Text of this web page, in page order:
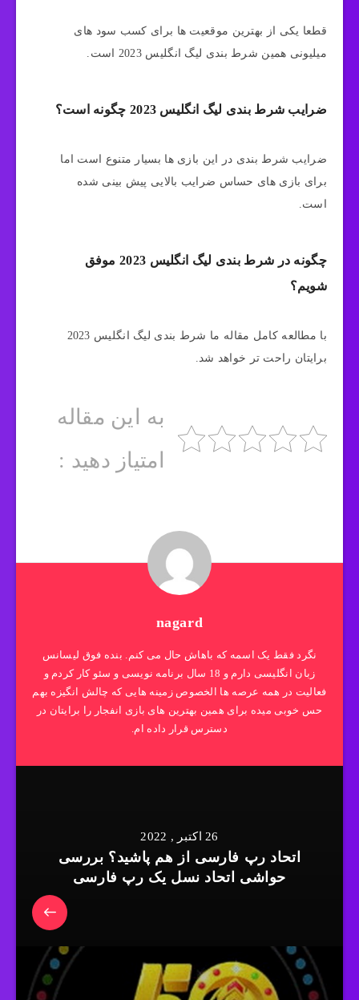
قطعا یکی از بهترین موقعیت ها برای کسب سود های
میلیونی همین شرط بندی لیگ انگلیس 2023 است.
ضرایب شرط بندی لیگ انگلیس 2023 چگونه است؟
ضرایب شرط بندی در این بازی ها بسیار متنوع است اما
برای بازی های حساس ضرایب بالایی پیش بینی شده
است.
چگونه در شرط بندی لیگ انگلیس 2023 موفق
شویم؟
با مطالعه کامل مقاله ما شرط بندی لیگ انگلیس 2023
برایتان راحت تر خواهد شد.
به این مقاله
امتیاز دهید :
nagard
نگرد فقط یک اسمه که باهاش حال می کنم. بنده فوق لیسانس
زبان انگلیسی دارم و 18 سال برنامه نویسی و سئو کار کردم و
فعالیت در همه عرصه ها الخصوص زمینه هایی که چالش انگیزه بهم
حس خوبی میده برای همین بهترین های بازی انفجار را برایتان در
دسترس قرار داده ام.
26 اکتبر , 2022
اتحاد رپ فارسی از هم پاشید؟ بررسی
حواشی اتحاد نسل یک رپ فارسی